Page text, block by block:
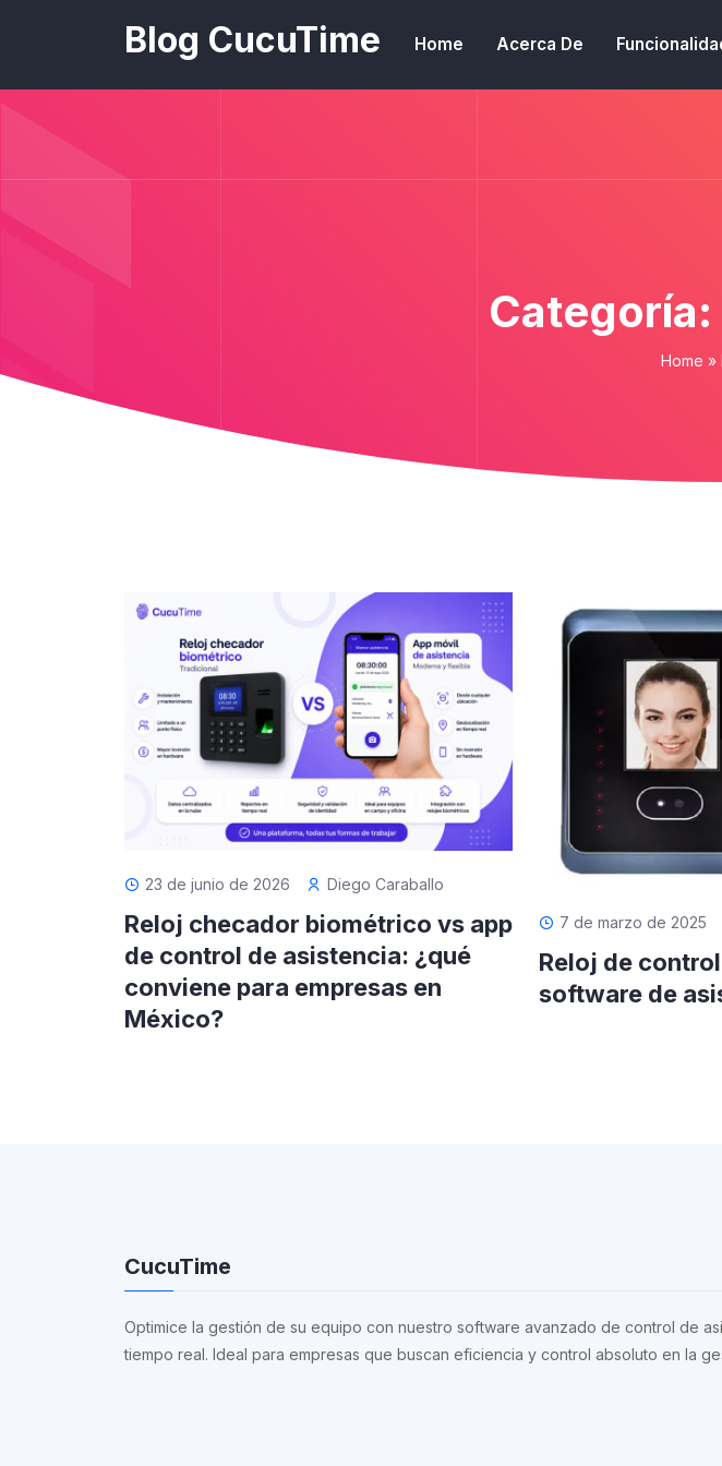
Blog CucuTime Home Acerca De
Categoría:
Home »
23 de junio de 2026 Diego Caraballo
Reloj checador biométrico vs app
de control de asistencia: ¿qué
conviene para empresas en
México?
7 de marzo de 2025
Reloj de
software de
CucuTime
Optimice la gestión de su equipo con nuestro software avanzado de control de
tiempo real. Ideal para empresas que buscan eficiencia y control absoluto en la